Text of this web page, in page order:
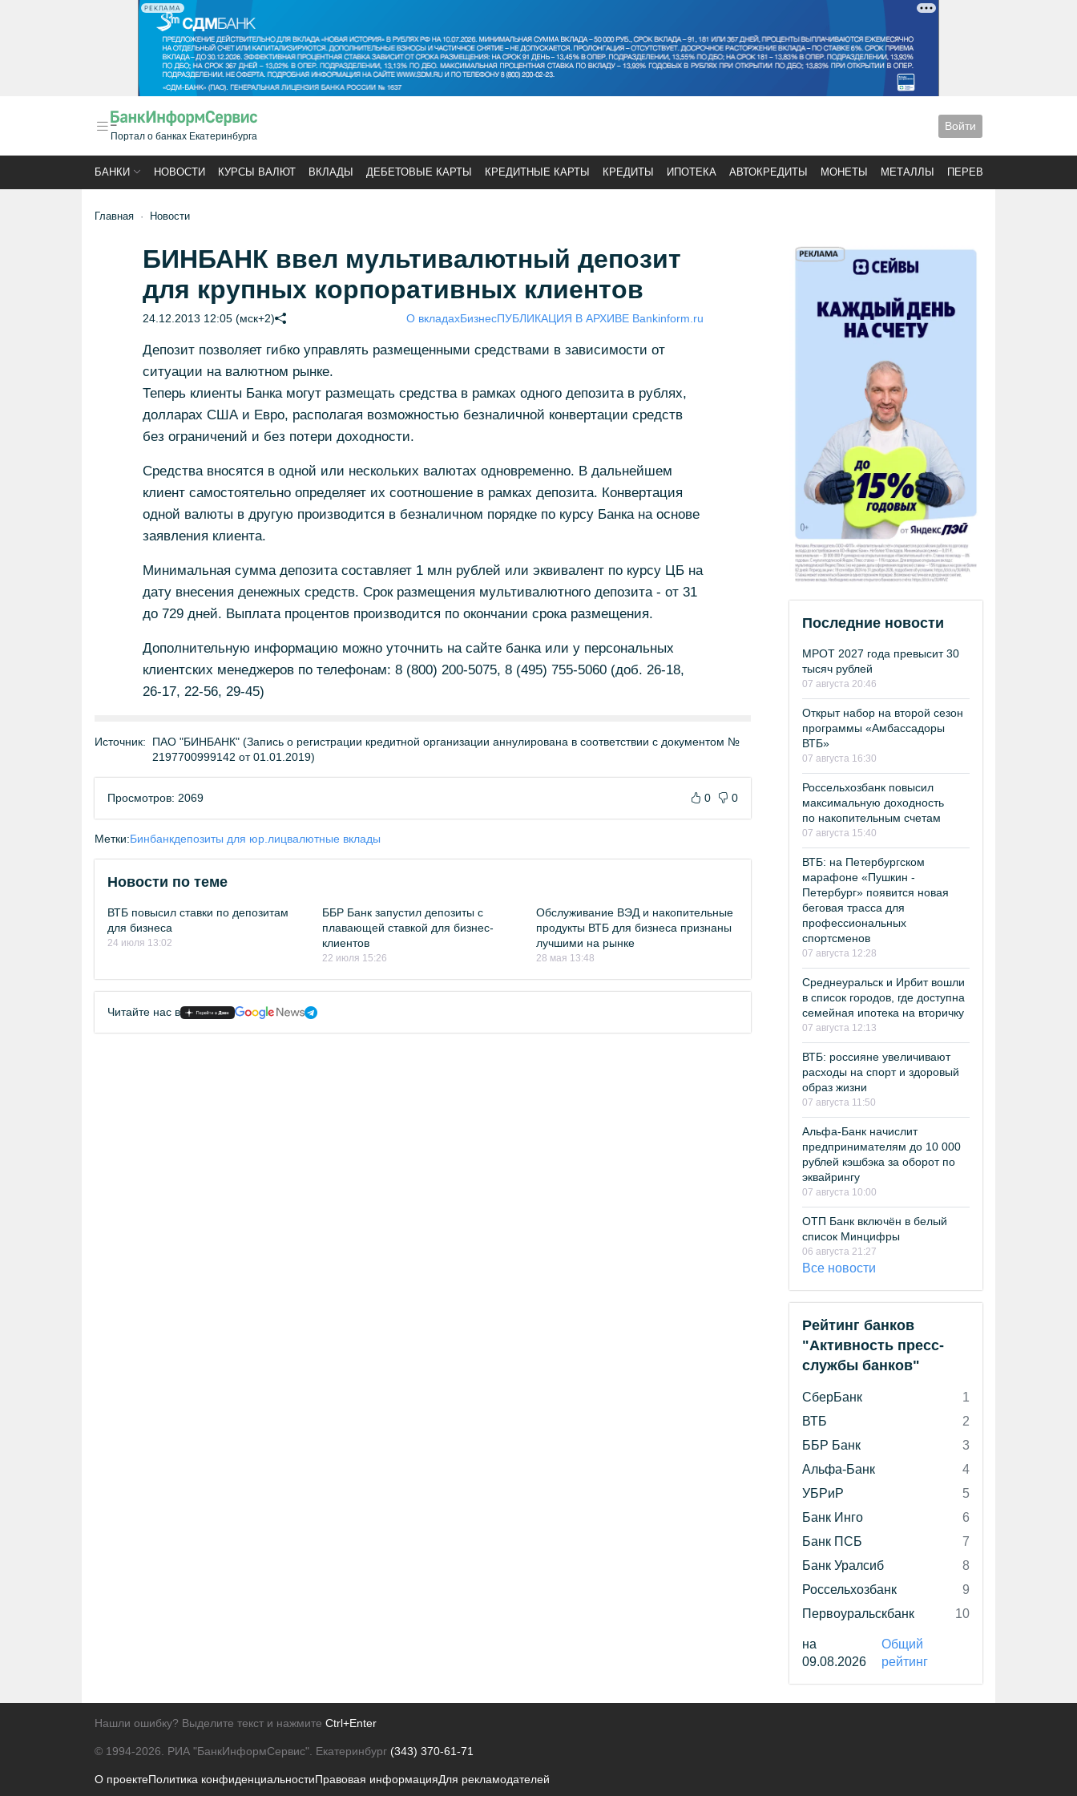
РЕКЛАМА
Портал о банках Екатеринбурга
Войти
БАНКИ НОВОСТИ КУРСЫ ВАЛЮТ ВКЛАДЫ ДЕБЕТОВЫЕ КАРТЫ КРЕДИТНЫЕ КАРТЫ КРЕДИТЫ ИПОТЕКА АВТОКРЕДИТЫ МОНЕТЫ МЕТАЛЛЫ ПЕРЕВОДЫ
Главная Новости
БИНБАНК ввел мультивалютный депозит
для крупных корпоративных клиентов
24.12.2013 12:05 (мск+2) О вкладахБизнесПУБЛИКАЦИЯ В АРХИВЕ Bankinform.ru
Депозит позволяет гибко управлять размещенными средствами в зависимости от
ситуации на валютном рынке.
Теперь клиенты Банка могут размещать средства в рамках одного депозита в рублях,
долларах США и Евро, располагая возможностью безналичной конвертации средств
без ограничений и без потери доходности.
Средства вносятся в одной или нескольких валютах одновременно. В дальнейшем
клиент самостоятельно определяет их соотношение в рамках депозита. Конвертация
одной валюты в другую производится в безналичном порядке по курсу Банка на основе
заявления клиента.
Минимальная сумма депозита составляет 1 млн рублей или эквивалент по курсу ЦБ на
дату внесения денежных средств. Срок размещения мультивалютного депозита - от 31
до 729 дней. Выплата процентов производится по окончании срока размещения.
Дополнительную информацию можно уточнить на сайте банка или у персональных
клиентских менеджеров по телефонам: 8 (800) 200-5075, 8 (495) 755-5060 (доб. 26-18,
26-17, 22-56, 29-45)
Источник:
ПАО "БИНБАНК" (Запись о регистрации кредитной организации аннулирована в соответствии с документом №
2197700999142 от 01.01.2019)
Просмотров: 2069 0 0
Метки:Бинбанкдепозиты для юр.лицвалютные вклады
Новости по теме
ВТБ повысил ставки по депозитам
для бизнеса
24 июля 13:02
ББР Банк запустил депозиты с
плавающей ставкой для бизнес-
клиентов
22 июля 15:26
Обслуживание ВЭД и накопительные
продукты ВТБ для бизнеса признаны
лучшими на рынке
28 мая 13:48
Читайте нас в
Последние новости
МРОТ 2027 года превысит 30
тысяч рублей
07 августа 20:46
Открыт набор на второй сезон
программы «Амбассадоры
ВТБ»
07 августа 16:30
Россельхозбанк повысил
максимальную доходность
по накопительным счетам
07 августа 15:40
ВТБ: на Петербургском
марафоне «Пушкин -
Петербург» появится новая
беговая трасса для
профессиональных
спортсменов
07 августа 12:28
Среднеуральск и Ирбит вошли
в список городов, где доступна
семейная ипотека на вторичку
07 августа 12:13
ВТБ: россияне увеличивают
расходы на спорт и здоровый
образ жизни
07 августа 11:50
Альфа-Банк начислит
предпринимателям до 10 000
рублей кэшбэка за оборот по
эквайрингу
07 августа 10:00
ОТП Банк включён в белый
список Минцифры
06 августа 21:27
Все новости
Рейтинг банков
"Активность пресс-
службы банков"
СберБанк
1
ВТБ
2
ББР Банк
3
Альфа-Банк
4
УБРиР
5
Банк Инго
6
Банк ПСБ
7
Банк Уралсиб
8
Россельхозбанк
9
Первоуральскбанк
10
на
09.08.2026
Общий
рейтинг
Нашли ошибку? Выделите текст и нажмите Ctrl+Enter
© 1994-2026. РИА "БанкИнформСервис". Екатеринбург (343) 370-61-71
О проектеПолитика конфиденциальностиПравовая информацияДля рекламодателей